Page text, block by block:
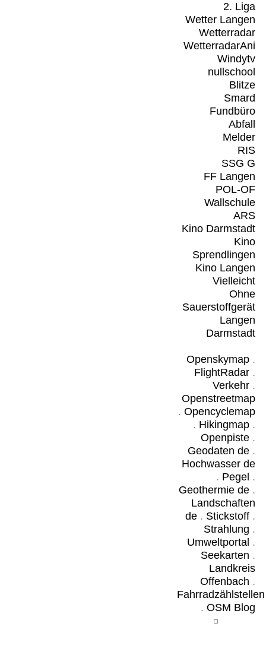
2. Liga
Wetter Langen
Wetterradar
WetterradarAni
Windytv
nullschool
Blitze
Smard
Fundbüro
Abfall
Melder
RIS
SSG G
FF Langen
POL-OF
Wallschule
ARS
Kino Darmstadt
Kino
Sprendlingen
Kino Langen
Vielleicht
Ohne
Sauerstoffgerät
Langen
Darmstadt
Openskymap.
FlightRadar.
Verkehr.
Openstreetmap
. Opencyclemap
. Hikingmap.
Openpiste.
Geodaten de.
Hochwasser de
. Pegel .
Geothermie de.
Landschaften
de. Stickstoff.
Strahlung .
Umweltportal .
Seekarten .
Landkreis
Offenbach .
Fahrradzählstellen
. OSM Blog